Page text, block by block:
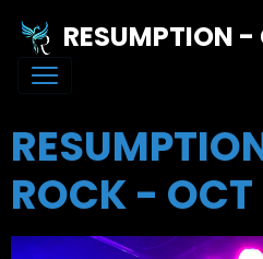
RESUMPTION -
ROCK - OCT